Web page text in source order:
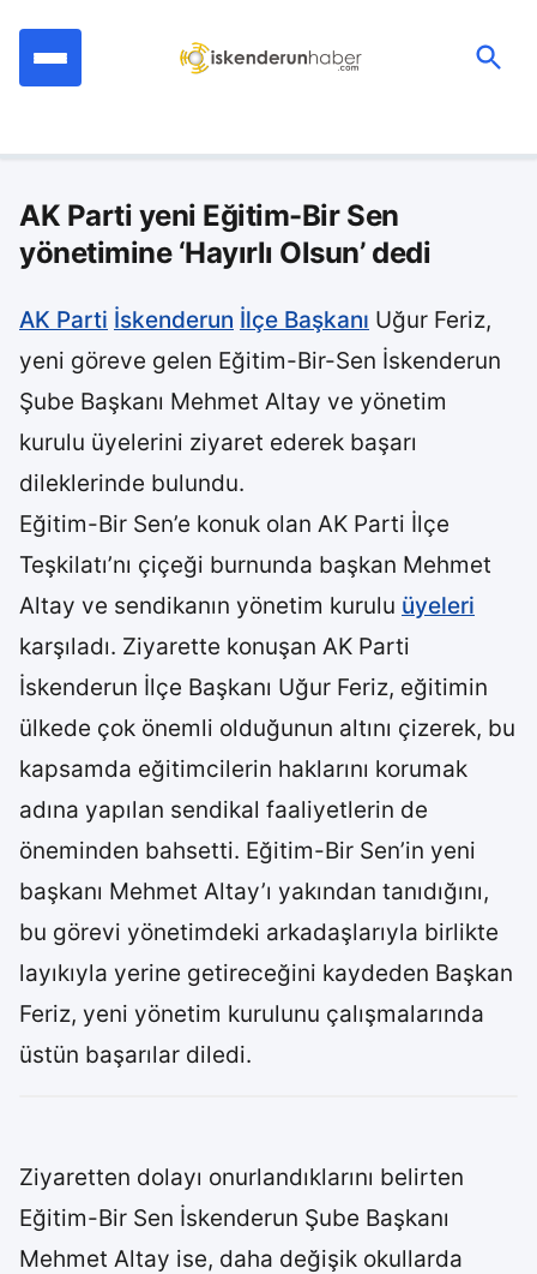
AK Parti yeni Eğitim-Bir Sen
yönetimine ‘Hayırlı Olsun’ dedi
AK Parti İskenderun İlçe Başkanı Uğur Feriz,
yeni göreve gelen Eğitim-Bir-Sen İskenderun
Şube Başkanı Mehmet Altay ve yönetim
kurulu üyelerini ziyaret ederek başarı
dileklerinde bulundu.
Eğitim-Bir Sen’e konuk olan AK Parti İlçe
Teşkilatı’nı çiçeği burnunda başkan Mehmet
Altay ve sendikanın yönetim kurulu üyeleri
karşıladı. Ziyarette konuşan AK Parti
İskenderun İlçe Başkanı Uğur Feriz, eğitimin
ülkede çok önemli olduğunun altını çizerek, bu
kapsamda eğitimcilerin haklarını korumak
adına yapılan sendikal faaliyetlerin de
öneminden bahsetti. Eğitim-Bir Sen’in yeni
başkanı Mehmet Altay’ı yakından tanıdığını,
bu görevi yönetimdeki arkadaşlarıyla birlikte
layıkıyla yerine getireceğini kaydeden Başkan
Feriz, yeni yönetim kurulunu çalışmalarında
üstün başarılar diledi.
Ziyaretten dolayı onurlandıklarını belirten
Eğitim-Bir Sen İskenderun Şube Başkanı
Mehmet Altay ise, daha değişik okullarda